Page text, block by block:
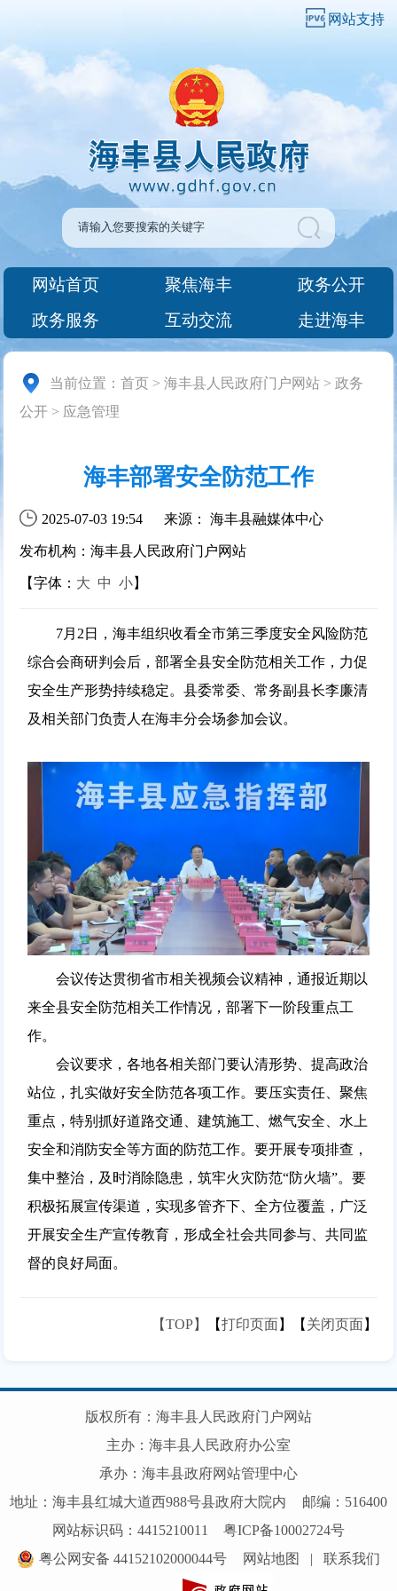
网站支持
网站首页 聚焦海丰
政务公开
政务服务
互动交流 走进海丰
当前位置：首页 >海丰县人民政府门户网站 >政务
公开 > 应急管理
海丰部署安全防范工作
2025-07-03 19:54 来源： 海丰县融媒体中心
发布机构：海丰县人民政府门户网站
【字体： 大 中 小】
7月2日，海丰组织收看全市第三季度安全风险防范
综合会商研判会后，部署全县安全防范相关工作，力促
安全生产形势持续稳定。县委常委、常务副县长李廉清
及相关部门负责人在海丰分会场参加会议。
会议传达贯彻省市相关视频会议精神，通报近期以
来全县安全防范相关工作情况，部署下一阶段重点工
作。
会议要求，各地各相关部门要认清形势、提高政治
站位，扎实做好安全防范各项工作。要压实责任、聚焦
重点，特别抓好道路交通、建筑施工、燃气安全、水上
安全和消防安全等方面的防范工作。要开展专项排查，
集中整治，及时消除隐患，筑牢火灾防范“防火墙”。要
积极拓展宣传渠道，实现多管齐下、全方位覆盖，广泛
开展安全生产宣传教育，形成全社会共同参与、共同监
督的良好局面。
【TOP】 【打印页面】【 关闭页面】
版权所有：海丰县人民政府门户网站
主办：海丰县人民政府办公室
承办：海丰县政府网站管理中心
地址：海丰县红城大道西988号县政府大院内
邮编：516400
网站标识码：4415210011
粤ICP备10002724号
粤公网安备 44152102000044号
网站地图 | 联系我们